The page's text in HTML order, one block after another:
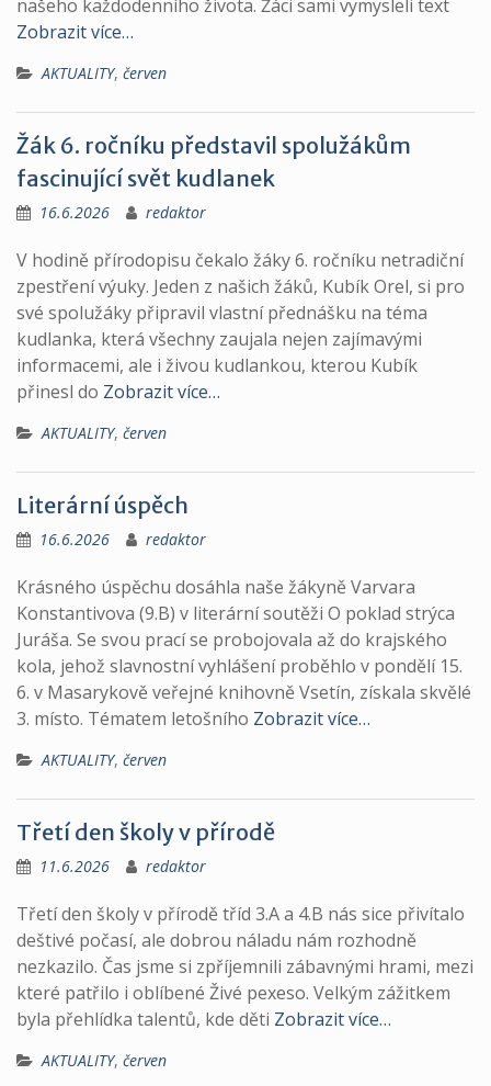
našeho každodenního života. Žáci sami vymysleli text
Zobrazit více…
AKTUALITY, červen
Žák 6. ročníku představil spolužákům
fascinující svět kudlanek
16.6.2026 redaktor
V hodině přírodopisu čekalo žáky 6. ročníku netradiční
zpestření výuky. Jeden z našich žáků, Kubík Orel, si pro
své spolužáky připravil vlastní přednášku na téma
kudlanka, která všechny zaujala nejen zajímavými
informacemi, ale i živou kudlankou, kterou Kubík
přinesl do Zobrazit více…
AKTUALITY, červen
Literární úspěch
16.6.2026 redaktor
Krásného úspěchu dosáhla naše žákyně Varvara
Konstantivova (9.B) v literární soutěži O poklad strýca
Juráša. Se svou prací se probojovala až do krajského
kola, jehož slavnostní vyhlášení proběhlo v pondělí 15.
6. v Masarykově veřejné knihovně Vsetín, získala skvělé
3. místo. Tématem letošního Zobrazit více…
AKTUALITY, červen
Třetí den školy v přírodě
11.6.2026 redaktor
Třetí den školy v přírodě tříd 3.A a 4.B nás sice přivítalo
deštivé počasí, ale dobrou náladu nám rozhodně
nezkazilo. Čas jsme si zpříjemnili zábavnými hrami, mezi
které patřilo i oblíbené Živé pexeso. Velkým zážitkem
byla přehlídka talentů, kde děti Zobrazit více…
AKTUALITY, červen